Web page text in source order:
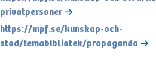
privatpersoner
https://mpf.se/kunskap-och-
stod/temabibliotek/propaganda